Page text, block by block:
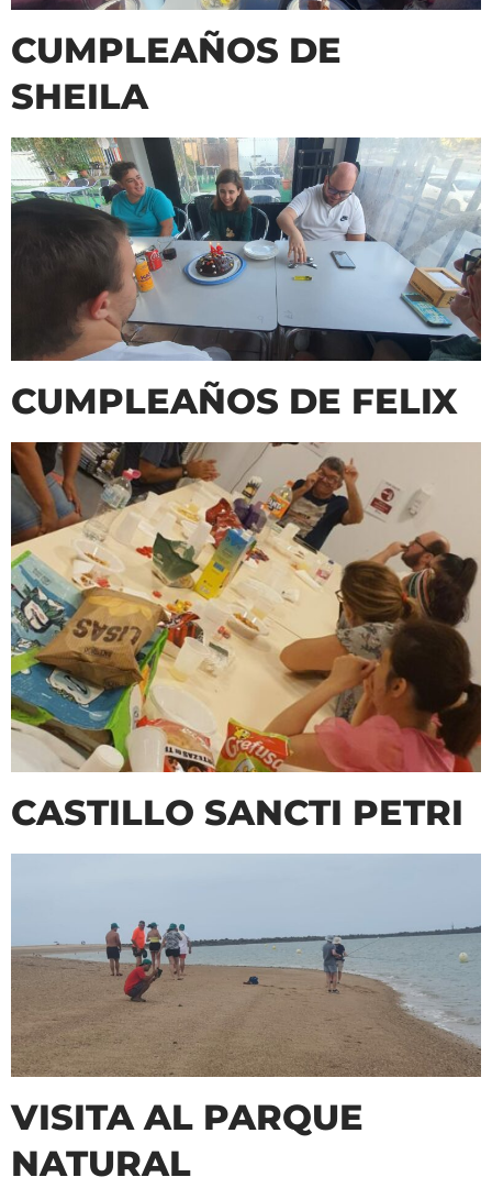
CUMPLEAÑOS DE
SHEILA
CUMPLEAÑOS DE FELIX
CASTILLO SANCTI PETRI
VISITA AL PARQUE
NATURAL